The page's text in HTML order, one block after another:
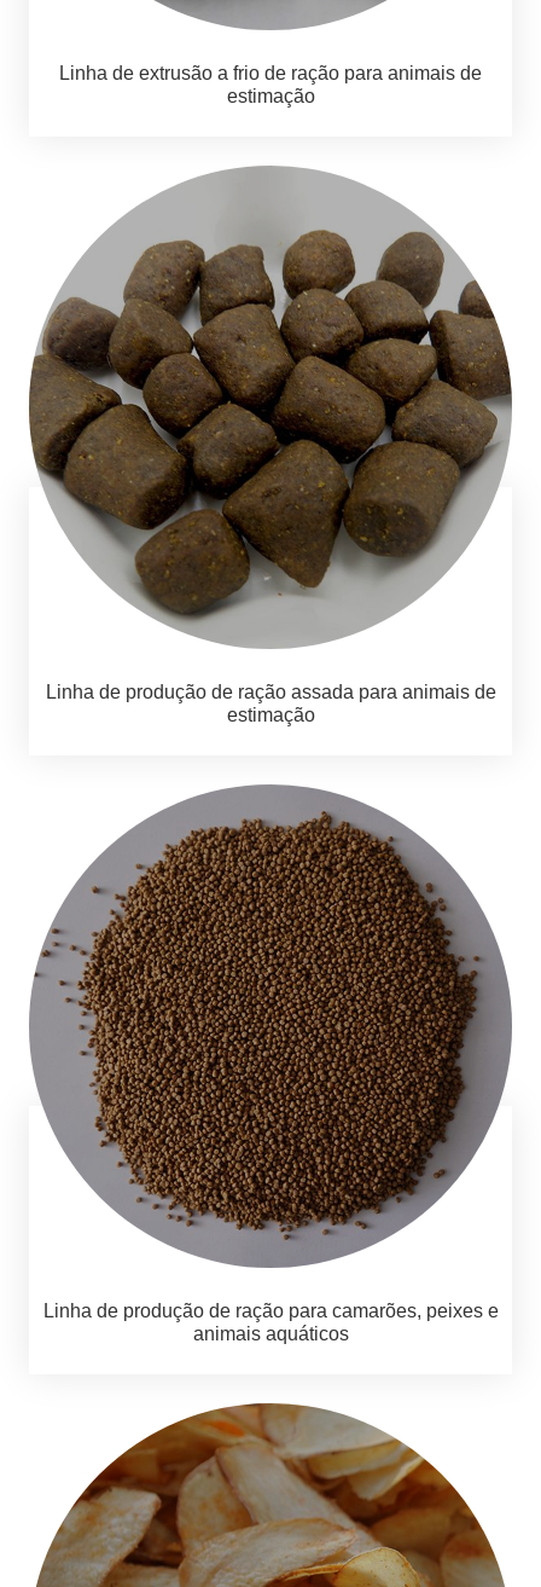
Linha de extrusão a frio de ração para animais de
estimação
Linha de produção de ração assada para animais de
estimação
Linha de produção de ração para camarões, peixes e
animais aquáticos